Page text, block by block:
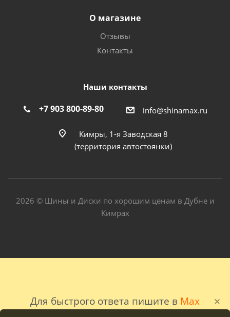
Для быстрого ответа пишите в Max
О магазине
Отзывы
Контакты
Наши контакты
+7 903 800-89-80 info@shinamax.ru
Кимры, 1-я Заводская 8
(территория автостоянки)
2026 © Шины и Диски по хорошим ценам в Дубне и
Кимрах